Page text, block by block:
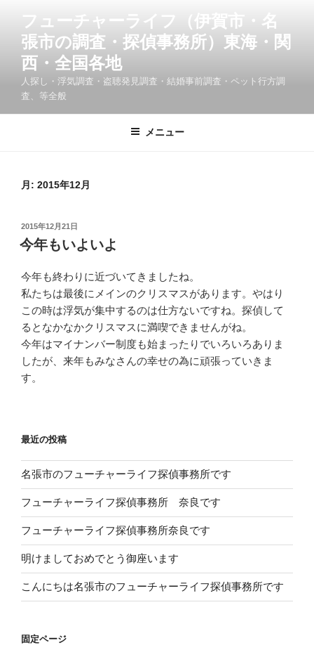
フューチャーライフ（伊賀市・名
張市の調査・探偵事務所）東海・関
西・全国各地
人探し・浮気調査・盗聴発見調査・結婚事前調査・ペット行方調
査、等全般
メニュー
月: 2015年12月
投
稿
日:
2015年12月21日
今年もいよいよ
今年も終わりに近づいてきましたね。
私たちは最後にメインのクリスマスがあります。やはり
この時は浮気が集中するのは仕方ないですね。探偵して
るとなかなかクリスマスに満喫できませんがね。
今年はマイナンバー制度も始まったりでいろいろありま
したが、来年もみなさんの幸せの為に頑張っていきま
す。
最近の投稿
名張市のフューチャーライフ探偵事務所です
フューチャーライフ探偵事務所 奈良です
フューチャーライフ探偵事務所奈良です
明けましておめでとう御座います
こんにちは名張市のフューチャーライフ探偵事務所です
固定ページ